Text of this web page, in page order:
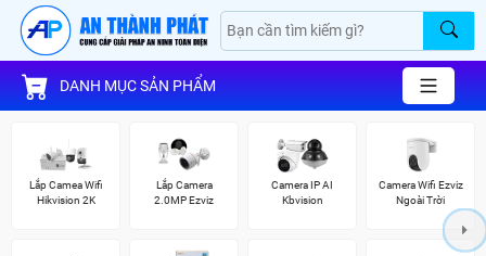
DANH MỤC SẢN PHẨM
Lắp Camea Wifi
Hikvision 2K
Lắp Camera
2.0MP Ezviz
Camera IP AI
Kbvision
Camera Wifi Ezviz
Ngoài Trời